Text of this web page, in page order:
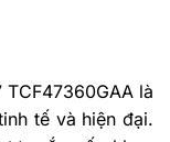
là
tế và hiện đại.